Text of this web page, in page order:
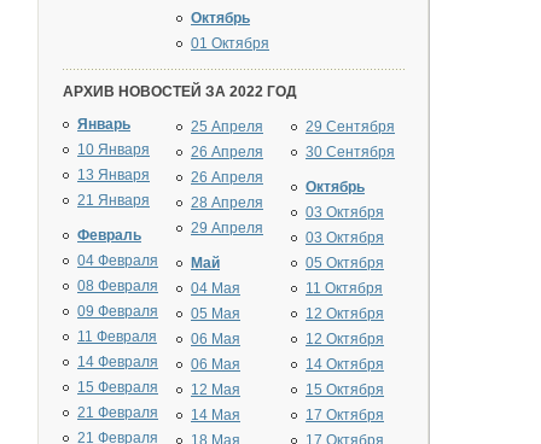
Октябрь
01 Октября
АРХИВ НОВОСТЕЙ ЗА 2022 ГОД
Январь
10 Января
13 Января
21 Января
Февраль
04 Февраля
08 Февраля
09 Февраля
11 Февраля
14 Февраля
15 Февраля
21 Февраля
21 Февраля
25 Апреля
26 Апреля
26 Апреля
28 Апреля
29 Апреля
Май
04 Мая
05 Мая
06 Мая
06 Мая
12 Мая
14 Мая
18 Мая
29 Сентября
30 Сентября
Октябрь
03 Октября
03 Октября
05 Октября
11 Октября
12 Октября
12 Октября
14 Октября
15 Октября
17 Октября
17 Октября